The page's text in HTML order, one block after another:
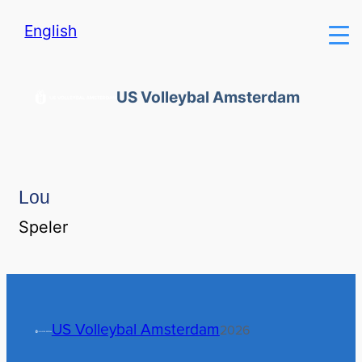
English
US Volleybal Amsterdam
Lou
Speler
US Volleybal Amsterdam2026